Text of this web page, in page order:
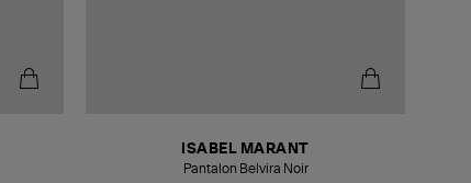
ISABEL MARANT
Pantalon Belvira Noir